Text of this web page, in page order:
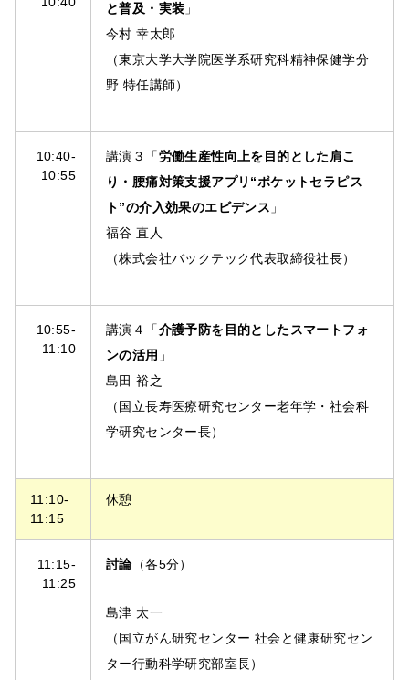
と普及・実装 」
今村 幸太郎
（東京大学大学院医学系研究科精神保健学分
野 特任講師）
10:40-
10:55
講演３「労働生産性向上を目的とした肩こ
り・腰痛対策支援アプリ“ポケットセラピス
ト”の介入効果のエビデンス 」
福谷 直人
（株式会社バックテック代表取締役社長）
10:55-
11:10
講演４「介護予防を目的としたスマートフォ
ンの活用 」
島田 裕之
（国立長寿医療研究センター老年学・社会科
学研究センター長）
11:10-
11:15
休憩
11:15-
11:25
討論 （各5分）
島津 太一
（国立がん研究センター 社会と健康研究セン
ター行動科学研究部室長）